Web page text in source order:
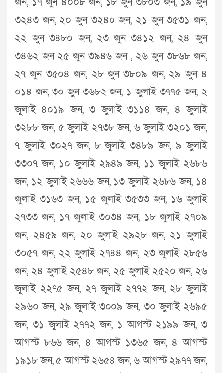
৩২৪৩ জন, ২০ জুন ৩২৪০ জন, ২১ জুন ৩৫৩১ জন,
২২ জুন ৩৪৮০ জন, ২৩ জুন ৩৪১২ জন, ২৪ জুন
৩৪৬২ জন ২৫ জুন ৩৯৪৬ জন , ২৬ জুন ৩৮৬৮ জন,
২৭ জুন ৩৫০৪ জন, ২৮ জুন ৩৮০৯ জন, ২৯ জুন ৪
০১৪ জন, ৩০ জুন ৩৬৮২ জন, ১ জুলাই ৩৭৭৫ জন, ২
জুলাই ৪০১৯ জন, ৩ জুলাই ৩১১৪ জন, ৪ জুলাই
৩২৮৮ জন, ৫ জুলাই ২৭৩৮ জন, ৬ জুলাই ৩২০১ জন,
৭ জুলাই ৩০২৭ জন, ৮ জুলাই ৩৪৮৯ জন, ৯ জুলাই
৩৩০৭ জন, ১০ জুলাই ২৯৪৯ জন, ১১ জুলাই ২৬৮৬
জন, ১২ জুলাই ২৬৬৬ জন, ১৩ জুলাই ২৬৮৬ জন, ১৪
জুলাই ৩১৬৩ জন, ১৫ জুলাই ৩৫৩৩ জন, ১৬ জুলাই
২৭৩৩ জন, ১৭ জুলাই ৩০৩৪ জন, ১৮ জুলাই ২৭০৯
জন, ২৪৫৯ জন, ২০ জুলাই ২৯২৮ জন, ২১ জুলাই
৩০৫৭ জন, ২২ জুলাই ২৭৪৪ জন, ২৩ জুলাই ২৮৫৬
জন, ২৪ জুলাই ২৫৪৮ জন, ২৫ জুলাই ২৫২০ জন, ২৬
জুলাই ২২৭৫ জন, ২৭ জুলাই ২৭৭২ জন, ২৮ জুলাই
২৯৬০ জন, ২৯ জুলাই ৩০০৯ জন, ৩০ জুলাই ২৬৯৫
জন, ৩১ জুলাই ২৭৭২ জন, ১ আগস্ট ২১৯৯ জন, ৩
আগস্ট ৮৬৬ জন, ৪ আগস্ট ১৩৬৫ জন, ৪ আগস্ট
১৯১৮ জন, ৫ আগস্ট ২৬৫৪ জন, ৬ আগস্ট ২৯৭৭ জন,